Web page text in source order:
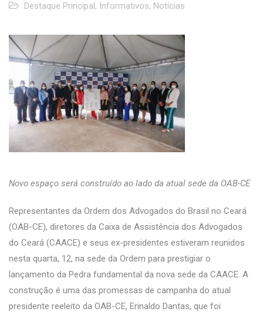
Destaque Principal , Informativos, Notícias
Novo espaço será construído ao lado da atual sede da OAB-CE
Representantes da Ordem dos Advogados do Brasil no Ceará
(OAB-CE), diretores da Caixa de Assistência dos Advogados
do Ceará (CAACE) e seus ex-presidentes estiveram reunidos
nesta quarta, 12, na sede da Ordem para prestigiar o
lançamento da Pedra fundamental da nova sede da CAACE. A
construção é uma das promessas de campanha do atual
presidente reeleito da OAB-CE, Erinaldo Dantas, que foi